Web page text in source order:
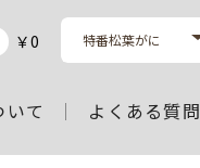
￥0
て よくある質問